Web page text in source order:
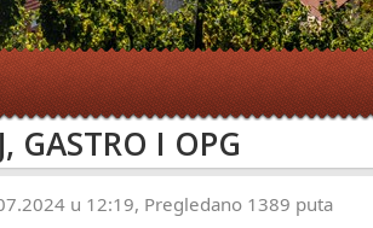
GASTRO I OPG
u 12:19, Pregledano 1389 puta